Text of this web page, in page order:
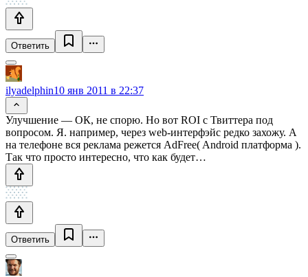
Ответить
ilyadelphin10 янв 2011 в 22:37
Улучшение — ОК, не спорю. Но вот ROI с Твиттера под
вопросом. Я. например, через web-интерфэйс редко захожу. А
на телефоне вся реклама режется AdFree( Android платформа ).
Так что просто интересно, что как будет…
Ответить